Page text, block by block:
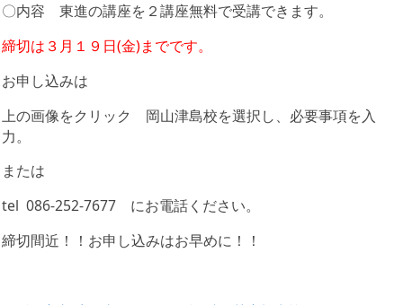
〇内容 東進の講座を２講座無料で受講できます。
締切は３月１９日(金)までです。
お申し込みは
上の画像をクリック 岡山津島校を選択し、必要事項を入
力。
または
tel 086-252-7677 にお電話ください。
締切間近！！お申し込みはお早めに！！